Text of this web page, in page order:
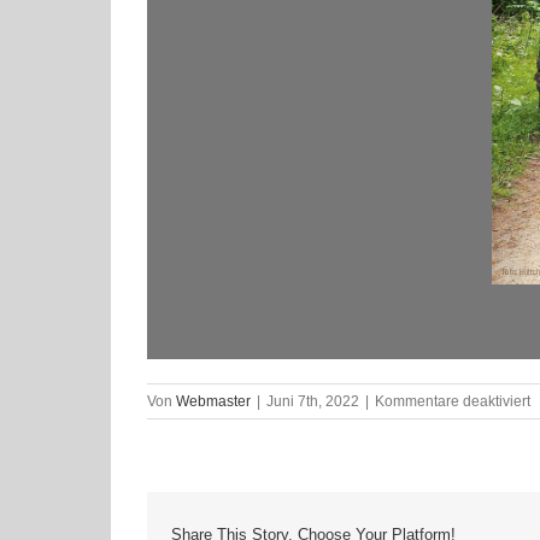
Von Webmaster Juni 7th, 2022 Kommentare deaktiviertfür
Share This Story, Choose Your Platform!